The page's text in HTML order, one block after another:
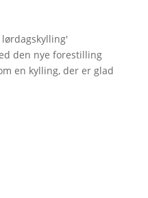
'
den nye forestilling
en kylling, der er glad